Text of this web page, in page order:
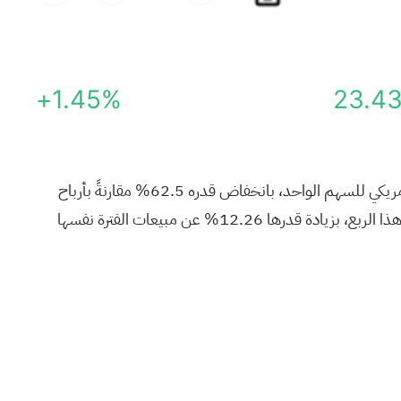
+1.45%
) عن أرباح ربع سنوية من العمليات المستمرة بلغت 0.09 دولار أمريكي للسهم الواحد، بانخفاض قدره 62.5% مقارنةً بأرباح
الفترة نفسها من العام الماضي التي بلغت 0.24 دولار أمريكي للسهم الواحد. وبلغت مبيعات الشركة 19.360 مليار دولار أمريكي خلال هذا الربع، بزيادة قدرها 12.26% عن مبيعات الفترة نفسها